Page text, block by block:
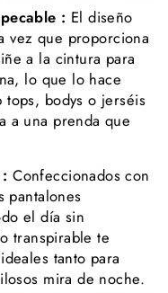
: El diseño
vez que proporciona
a la cintura para
lo que lo hace
bodys o jerséis
a una prenda que
:Confeccionados con
pantalones
el día sin
transpirable te
tanto para
mira de noche.